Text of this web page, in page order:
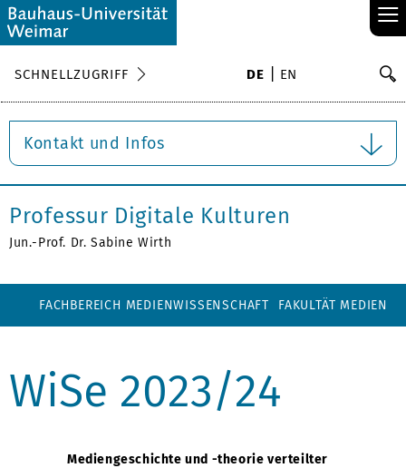
≡
SCHNELLZUGRIFF DE EN
Kontakt und Infos
Professur Digitale Kulturen
Jun.-Prof. Dr. Sabine Wirth
FACHBEREICH MEDIENWISSENSCHAFT FAKULTÄT MEDIEN
WiSe 2023/24
Mediengeschichte und -theorie verteilter